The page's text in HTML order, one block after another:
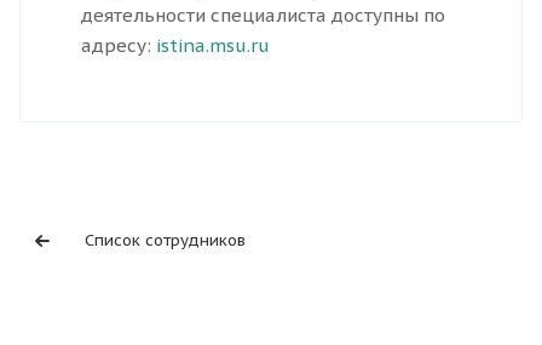
деятельности специалиста доступны по
адресу: istina.msu.ru
Список сотрудников